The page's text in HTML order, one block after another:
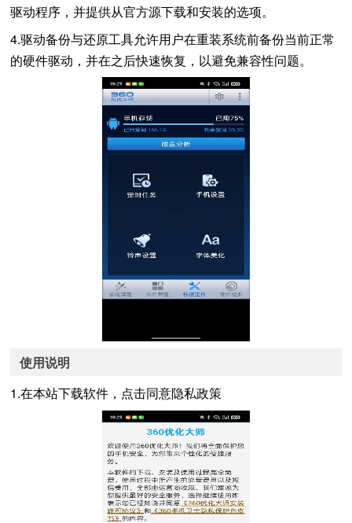
驱动程序，并提供从官方源下载和安装的选项。
4.驱动备份与还原工具允许用户在重装系统前备份当前正常
的硬件驱动，并在之后快速恢复，以避免兼容性问题。
使用说明
1.在本站下载软件，点击同意隐私政策